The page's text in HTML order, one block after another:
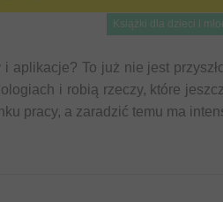
Książki dla dzieci i
aplikacje? To już nie jest
i robią rzeczy, które
pracy, a zaradzić temu ma